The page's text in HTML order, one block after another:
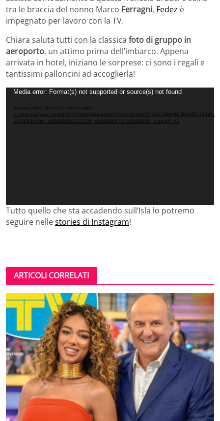
tra le braccia del nonno Marco Ferragni, Fedez è
impegnato per lavoro con la TV.
Chiara saluta tutti con la classica foto di gruppo in
aeroporto, un attimo prima dell’imbarco. Appena
arrivata in hotel, iniziano le sorprese: ci sono i regali e
tantissimi palloncini ad accoglierla!
Video
Player
Media error: Format(s) not supported or source(s) not found
Scarica il file: https://scontent-mxp1-
1.cdninstagram.com/vp/5c0b5b0e5b6ab345e612d23c04d27d0e/5B4ABDEB/t50.12441-
16/36834484_185980598927379_4095829671736288262_n.mp4?_=2
Tutto quello che sta accadendo sull’Isla lo potremo
seguire nellestories di Instagram!
ARTICOLI CORRELATI